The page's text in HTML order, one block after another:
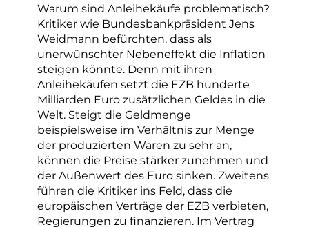
Warum sind Anleihekäufe problematisch?
Kritiker wie Bundesbankpräsident Jens
Weidmann befürchten, dass als
unerwünschter Nebeneffekt die Inflation
steigen könnte. Denn mit ihren
Anleihekäufen setzt die EZB hunderte
Milliarden Euro zusätzlichen Geldes in die
Welt. Steigt die Geldmenge
beispielsweise im Verhältnis zur Menge
der produzierten Waren zu sehr an,
können die Preise stärker zunehmen und
der Außenwert des Euro sinken. Zweitens
führen die Kritiker ins Feld, dass die
europäischen Verträge der EZB verbieten,
Regierungen zu finanzieren. Im Vertrag